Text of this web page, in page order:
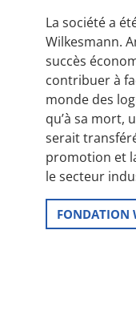
La société a
Wilkesmann.
succès
contribuer à
monde des
qu’à sa mort,
serait
promotion et
le secteur
FONDATION